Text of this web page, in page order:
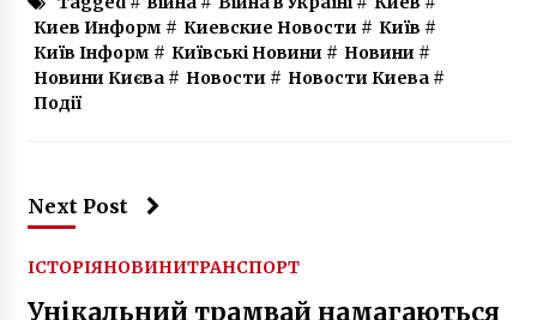
Киев Информ # Киевские Новости # Київ #
Київ Інформ # Київські Новини # Новини #
Новини Києва# Новости # Новости Киева#
Події
Next Post
ІСТОРІЯНОВИНИТРАНСПОРТ
Унікальний трамвай намагаються